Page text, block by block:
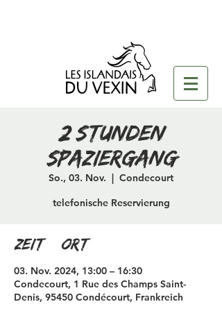
2 Stunden
Spaziergang
So., 03. Nov.
  |
Condecourt
telefonische Reservierung
Zeit & Ort
03. Nov. 2024, 13:00 – 16:30
Condecourt, 1 Rue des Champs Saint-
Denis, 95450 Condécourt, Frankreich